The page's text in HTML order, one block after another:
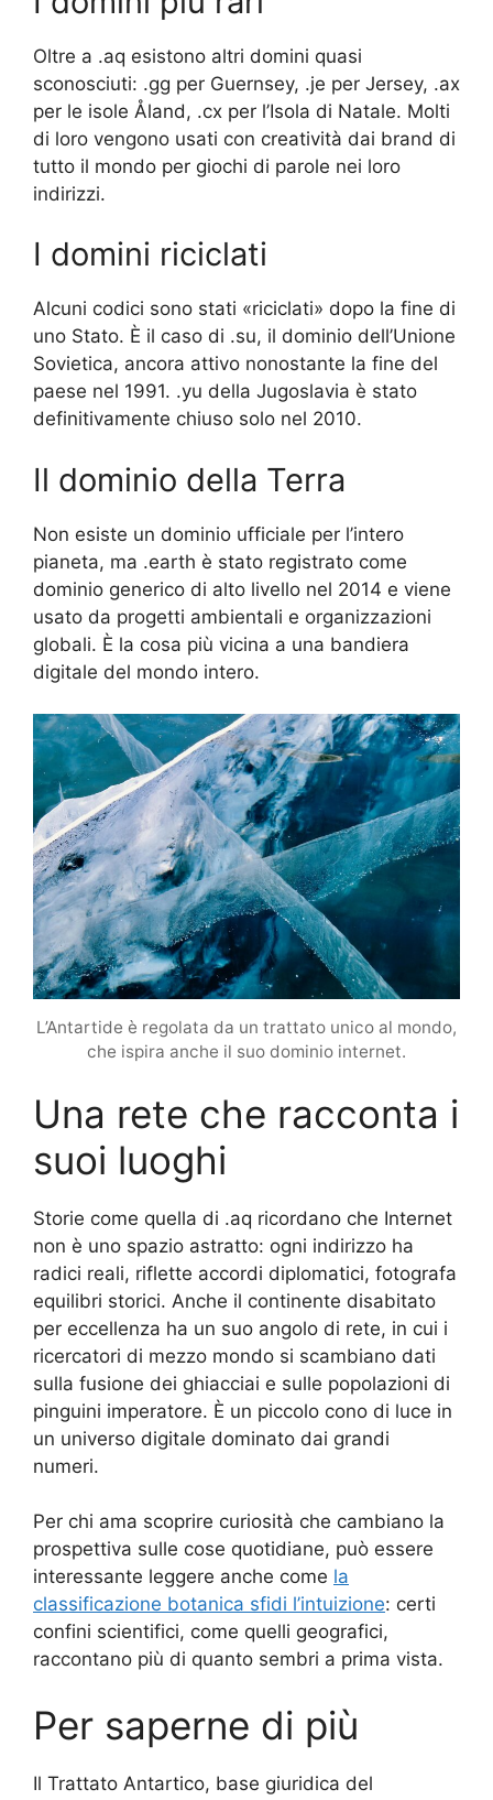
Oltre a .aq esistono altri domini quasi
sconosciuti: .gg per Guernsey, .je per Jersey, .ax
per le isole Åland, .cx per l’Isola di Natale. Molti
di loro vengono usati con creatività dai brand di
tutto il mondo per giochi di parole nei loro
indirizzi.
I domini riciclati
Alcuni codici sono stati «riciclati» dopo la fine di
uno Stato. È il caso di .su, il dominio dell’Unione
Sovietica, ancora attivo nonostante la fine del
paese nel 1991. .yu della Jugoslavia è stato
definitivamente chiuso solo nel 2010.
Il dominio della Terra
Non esiste un dominio ufficiale per l’intero
pianeta, ma .earth è stato registrato come
dominio generico di alto livello nel 2014 e viene
usato da progetti ambientali e organizzazioni
globali. È la cosa più vicina a una bandiera
digitale del mondo intero.
L’Antartide è regolata da un trattato unico al mondo,
che ispira anche il suo dominio internet.
Una rete che racconta i
suoi luoghi
Storie come quella di .aq ricordano che Internet
non è uno spazio astratto: ogni indirizzo ha
radici reali, riflette accordi diplomatici, fotografa
equilibri storici. Anche il continente disabitato
per eccellenza ha un suo angolo di rete, in cui i
ricercatori di mezzo mondo si scambiano dati
sulla fusione dei ghiacciai e sulle popolazioni di
pinguini imperatore. È un piccolo cono di luce in
un universo digitale dominato dai grandi
numeri.
Per chi ama scoprire curiosità che cambiano la
prospettiva sulle cose quotidiane, può essere
interessante leggere anche come la
classificazione botanica sfidi l’intuizione: certi
confini scientifici, come quelli geografici,
raccontano più di quanto sembri a prima vista.
Per saperne di più
Il Trattato Antartico, base giuridica del